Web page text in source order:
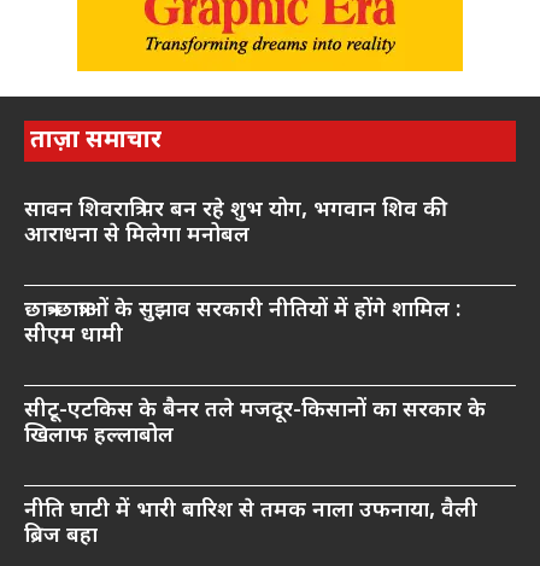
ताज़ा समाचार
सावन शिवरात्रि पर बन रहे शुभ योग, भगवान शिव की
आराधना से मिलेगा मनोबल
छात्र-छात्राओं के सुझाव सरकारी नीतियों में होंगे शामिल :
सीएम धामी
सीटू-एटकिस के बैनर तले मजदूर-किसानों का सरकार के
खिलाफ हल्लाबोल
नीति घाटी में भारी बारिश से तमक नाला उफनाया, वैली
ब्रिज बहा